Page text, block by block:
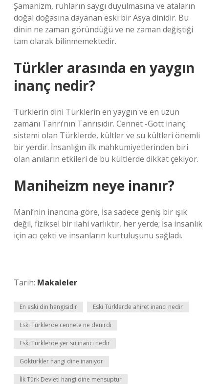
Şamanizm, ruhların saygı duyulmasına ve ataların
doğal doğasına dayanan eski bir Asya dinidir. Bu
dinin ne zaman göründüğü ve ne zaman değiştiği
tam olarak bilinmemektedir.
Türkler arasında en yaygın
inanç nedir?
Türklerin dini Türklerin en yaygın ve en uzun
zamanı Tanrı’nın Tanrısıdır. Cennet -Gott inanç
sistemi olan Türklerde, kültler ve su kültleri önemli
bir yerdir. İnsanlığın ilk mahkumiyetlerinden biri
olan anıların etkileri de bu kültlerde dikkat çekiyor.
Maniheizm neye inanır?
Mani’nin inancına göre, İsa sadece geniş bir ışık
değil, fiziksel bir ilahi varlıktır, her yerde; İsa insanlık
için acı çekti ve insanların kurtuluşunu sağladı.
Tarih: Makaleler
En eski din hangisidir Eski Türklerde ahiret inancı nedir
Eski Türklerde cennete ne denirdi
Eski Türklerde yer su inancı nedir
Göktürkler hangi dine inanıyor
İlk Türk Devleti hangi dine mensuptur